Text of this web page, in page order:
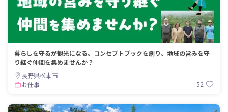
暮らしを守るが観光になる。コンセプトブックを創り、地域の営みを守
り継ぐ仲間を集めませんか？
長野県松本市
お仕事
52